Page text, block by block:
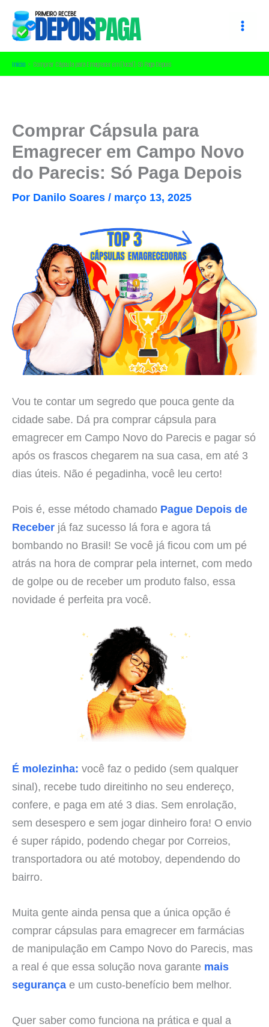
para
conteúdo
Início Comprar Cápsula para Emagrecer em [local]: Só Paga Depois
Comprar Cápsula para
Emagrecer em Campo Novo
do Parecis: Só Paga Depois
Por Danilo Soares / março 13, 2025
Vou te contar um segredo que pouca gente da
cidade sabe. Dá pra comprar cápsula para
emagrecer em Campo Novo do Parecis e pagar só
após os frascos chegarem na sua casa, em até 3
dias úteis. Não é pegadinha, você leu certo!
Pois é, esse método chamado Pague Depois de
Receber já faz sucesso lá fora e agora tá
bombando no Brasil! Se você já ficou com um pé
atrás na hora de comprar pela internet, com medo
de golpe ou de receber um produto falso, essa
novidade é perfeita pra você.
É molezinha: você faz o pedido (sem qualquer
sinal), recebe tudo direitinho no seu endereço,
confere, e paga em até 3 dias. Sem enrolação,
sem desespero e sem jogar dinheiro fora! O envio
é super rápido, podendo chegar por Correios,
transportadora ou até motoboy, dependendo do
bairro.
Muita gente ainda pensa que a única opção é
comprar cápsulas para emagrecer em farmácias
de manipulação em Campo Novo do Parecis, mas
a real é que essa solução nova garante mais
segurança e um custo-benefício bem melhor.
Quer saber como funciona na prática e qual a